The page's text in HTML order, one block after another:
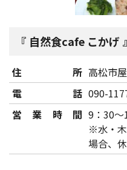
自然食cafe こかげ
住所 高松市
電話 090-
営業時間 9：30
※水・
場合、休